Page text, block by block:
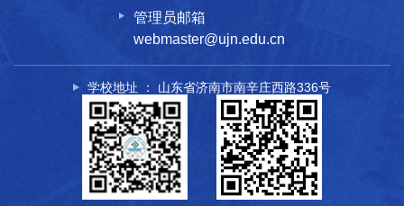
管理员邮箱
webmaster@ujn.edu.cn
学校地址 ： 山东省济南市南辛庄西路336号